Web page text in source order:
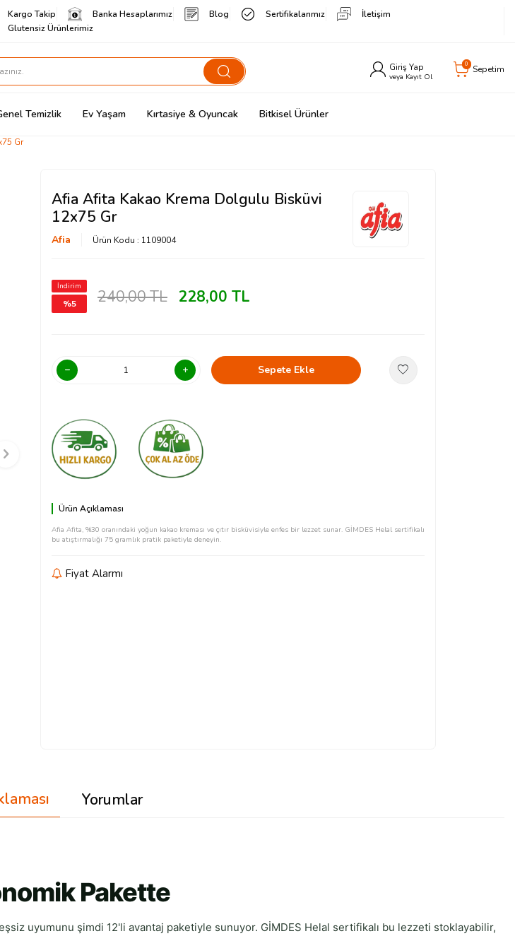
Kargo Takip Banka Hesaplarımız Blog Sertifikalarımız
İletişim
Glutensiz Ürünlerimiz
Giriş Yap
veya Kayıt Ol
0 Sepetim
Temizlik Ev Yaşam Kırtasiye & Oyuncak Bitkisel Ürünler
Gr
Afia Afita Kakao Krema Dolgulu Bisküvi
12x75 Gr
Afia Ürün Kodu : 1109004
İndirim
%5 240,00TL 228,00 TL
Sepete Ekle
Ürün Açıklaması
Afia Afita, %30 oranındaki yoğun kakao kreması ve çıtır bisküvisiyle enfes bir lezzet sunar. GİMDES Helal sertifikalı
bu atıştırmalığı 75 gramlık pratik paketiyle deneyin.
Fiyat Alarmı
Yorumlar
Pakette
uyumunu şimdi 12'li avantaj paketiyle sunuyor. GİMDES Helal sertifikalı bu lezzeti stoklayabilir,